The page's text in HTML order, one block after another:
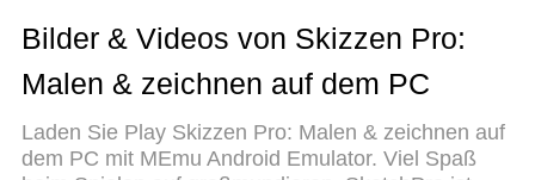
größeren Display. Von nun an können Sie Ihre App
mit Tastatur und Maus im Vollbildmodus nutzen.
MEmu bietet Ihnen all die überraschenden
Installation und einfache Einrichtung, intuitive
Steuerung, keine Einschränkungen mehr durch
Bilder & Videos von Skizzen Pro:
Malen & zeichnen auf dem PC
Laden Sie Play Skizzen Pro: Malen & zeichnen auf
dem PC mit MEmu Android Emulator. Viel Spaß